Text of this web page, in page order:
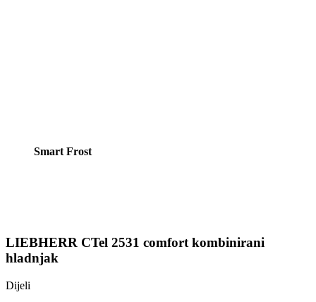
Smart Frost
LIEBHERR CTel 2531 comfort kombinirani
hladnjak
Dijeli